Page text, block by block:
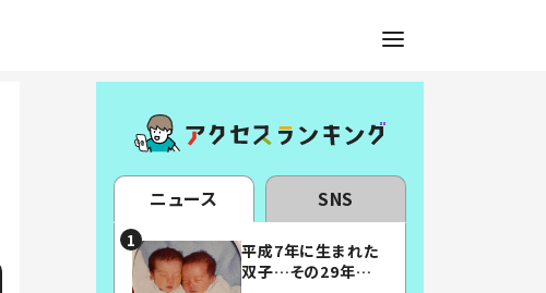
ニュース SNS
平成7年に生まれた
双子…その29年後